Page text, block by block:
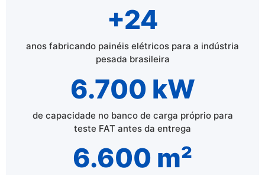
+24
anos fabricando painéis elétricos para a indústria
pesada brasileira
6.700 kW
de capacidade no banco de carga próprio para
teste FAT antes da entrega
6.600 m²